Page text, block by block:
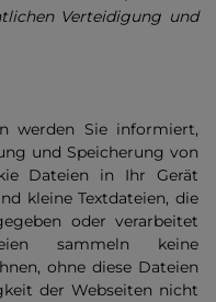
Verteidigung und
werden Sie informiert,
und Speicherung von
Dateien in Ihr Gerät
kleine Textdateien, die
oder verarbeitet
sammeln keine
ohne diese Dateien
der Webseiten nicht